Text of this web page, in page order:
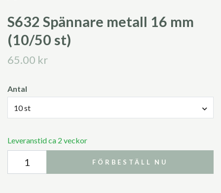
S632 Spännare metall 16 mm
(10/50 st)
65.00 kr
Antal
10 st
Leveranstid ca 2 veckor
FÖRBESTÄLL NU